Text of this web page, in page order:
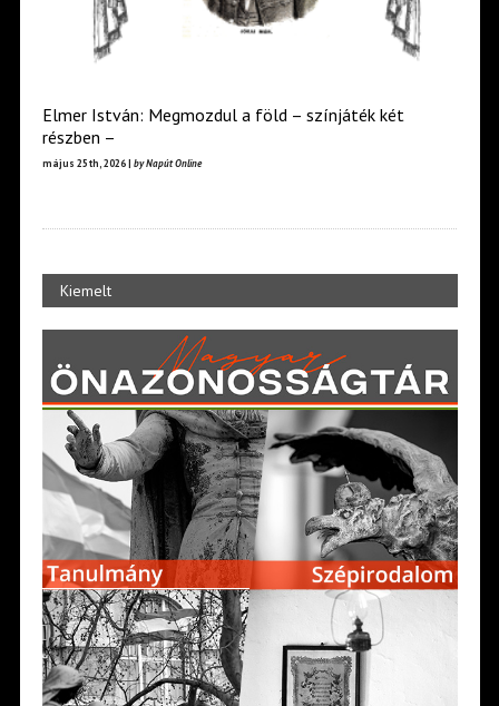
Elmer István: Megmozdul a föld – színjáték két
részben –
május 25th, 2026 | by Napút Online
Kiemelt